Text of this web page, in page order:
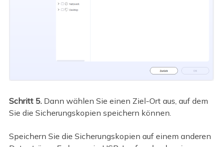
Schritt 5.Dann wählen Sie einen Ziel-Ort aus, auf dem
Sie die Sicherungskopien speichern können.
Speichern Sie die Sicherungskopien auf einem anderen